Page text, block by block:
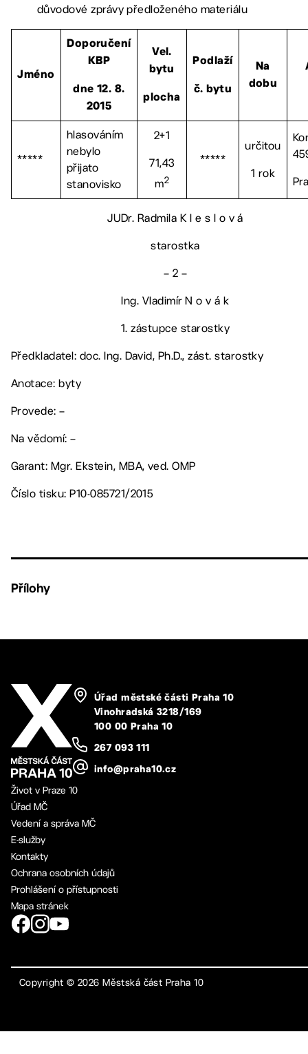
důvodové zprávy předloženého materiálu
Jméno
Doporučení
KBP
dne 12. 8.
2015
Vel.
bytu
plocha
Podlaží
č. bytu
Na
dobu
*****
hlasováním
nebylo
přijato
stanovisko
2+1
71,43
m2
*****
určitou
1 rok
JUDr. Radmila K l e s l o v á
starostka
– 2 –
Ing. Vladimír N o v á k
1. zástupce starostky
Předkladatel: doc. Ing. David, Ph.D., zást. starostky
Anotace: byty
Provede: –
Na vědomí: –
Garant: Mgr. Ekstein, MBA, ved. OMP
Číslo tisku: P10-085721/2015
Přílohy
Úřad městské části Praha 10
Vinohradská 3218/169
100 00 Praha 10
267 093 111
info@praha10.cz
Život v Praze 10
Úřad MČ
Vedení a správa MČ
E-služby
Kontakty
Ochrana osobních údajů
Prohlášení o přístupnosti
Mapa stránek
Copyright ©2026 Městská část Praha 10